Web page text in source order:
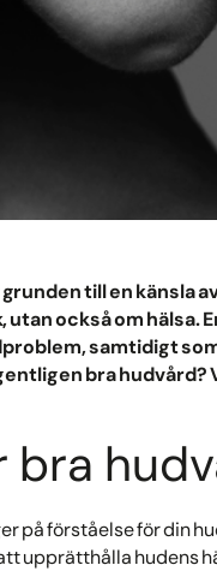
till en känsla
utan också om
samtidigt
bra hudvård?
bra
på förståelse för din
upprätthålla hudens